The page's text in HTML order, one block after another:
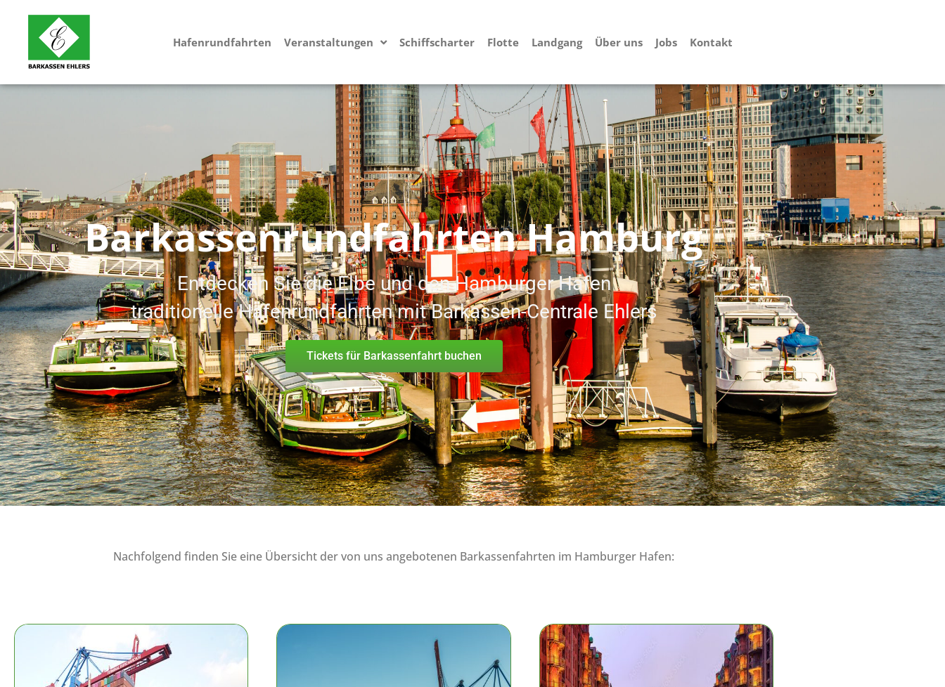
Hafenrundfahrten Veranstaltungen Schiffscharter Flotte Landgang Über uns Jobs Kontakt
Barkassenrundfahrten Hamburg
Entdecken Sie die Elbe und den Hamburger Hafen
traditionelle Hafenrundfahrten mit Barkassen-Centrale Ehlers
Tickets für Barkassenfahrt buchen
Nachfolgend finden Sie eine Übersicht der von uns angebotenen Barkassenfahrten im Hamburger Hafen: